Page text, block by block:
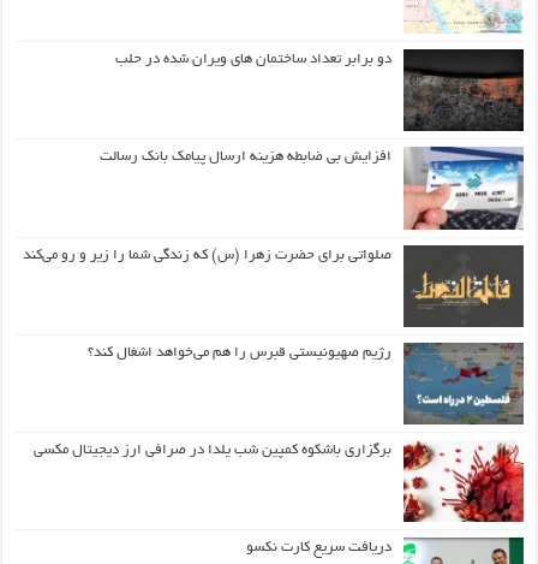
دو برابر تعداد ساختمان های ویران شده در حلب
افزایش بی ضابطه هزینه ارسال پیامک بانک رسالت
صلواتی برای حضرت زهرا (س) که زندگی شما را زیر و رو می‌کند
رژیم صهیونیستی قبرس را هم می‌خواهد اشغال کند؟
برگزاری باشکوه کمپین شب یلدا در صرافی ارز دیجیتال مکسی
دریافت سریع کارت نکسو